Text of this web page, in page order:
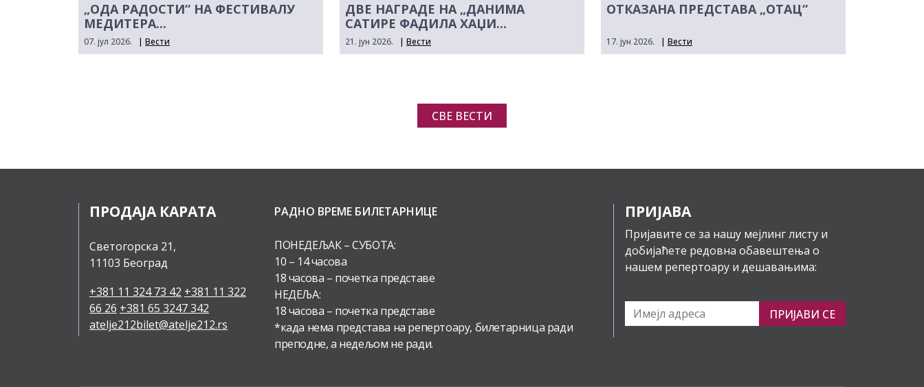
„ОДА РАДОСТИ“ НА ФЕСТИВАЛУ
МЕДИТЕРА...
07. јул 2026. | Вести
ДВЕ НАГРАДЕ НА „ДАНИМА
САТИРЕ ФАДИЛА ХАЏИ...
21. јун 2026. | Вести
ОТКАЗАНА ПРЕДСТАВА „ОТАЦ“
17. јун 2026. | Вести
СВЕ ВЕСТИ
ПРОДАЈА КАРАТА
Светогорска 21,
11103 Београд
+381 11 324 73 42 +381 11 322
66 26 +381 65 3247 342
atelje212bilet@atelje212.rs
РАДНО ВРЕМЕ БИЛЕТАРНИЦЕ
ПОНЕДЕЉАК – СУБОТА:
10 – 14 часова
18 часова – почетка представе
НЕДЕЉА:
18 часова – почетка представе
*када нема представа на репертоару, билетарница ради
преподне, а недељом не ради.
ПРИЈАВА
Пријавите се за нашу мејлинг листу и
добијаћете редовна обавештења о
нашем репертоару и дешавањима:
ПРИЈАВИ СЕ